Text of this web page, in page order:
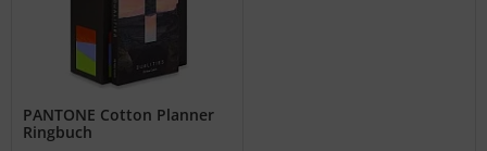
PANTONE Cotton Planner
Ringbuch